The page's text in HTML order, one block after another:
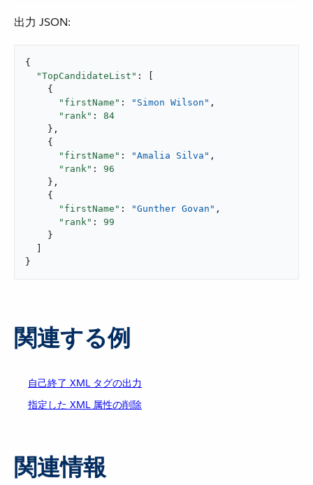
出力 JSON:
{
"TopCandidateList" : [
    {
"firstName" : "Simon Wilson" ,
"rank" : 84
    },
    {
"firstName" : "Amalia Silva" ,
"rank" : 96
    },
    {
"firstName" : "Gunther Govan" ,
"rank" : 99
    }
}
関連する例
自己終了 XML タグの出力
指定した XML 属性の削除
関連情報